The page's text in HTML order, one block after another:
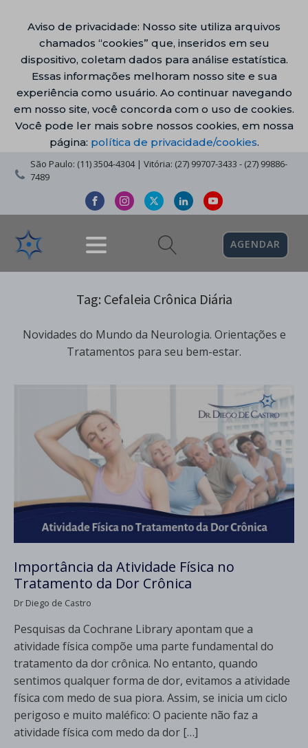
Aviso de privacidade: Nosso site utiliza arquivos
chamados “cookies” que, inseridos em seu
dispositivo, coletam dados para análise estatística.
Essas informações melhoram nosso site e sua
experiência como usuário. Ao continuar navegando
em nosso site, você concorda com o uso de cookies.
Você pode ler mais sobre nossos cookies, em nossa
página: política de privacidade/cookies.
São Paulo: (11) 3504-4304 | Vitória: (27) 99707-3433 - (27) 99886-
7489
AGENDAR
Tag: Cefaleia Crônica Diária
Novidades do Mundo da Neurologia. Orientações e
Tratamentos para seu bem-estar.
Importância da Atividade Física no
Tratamento da Dor Crônica
Dr Diego de Castro
Pesquisas da Cochrane Library apontam que a
atividade física compõe uma parte fundamental do
tratamento da dor crônica. No entanto, quando
sentimos qualquer forma de dor, evitamos a atividade
física com medo de sua piora. Assim, se inicia um ciclo
perigoso e muito maléfico: O paciente não faz a
atividade física com medo da dor […]